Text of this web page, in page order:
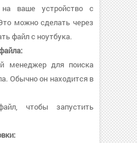
ваше устройство с
можно сделать через
файл с ноутбука.
менеджер для поиска
Обычно он находится в
чтобы запустить